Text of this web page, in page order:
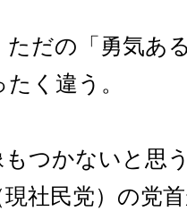
だの「勇気あ
く違う。
つかないと思
社民党）の党